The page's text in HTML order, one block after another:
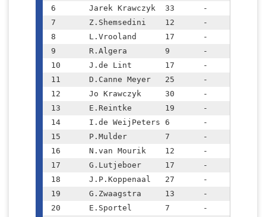
6	Jarek Krawczyk	33	-	1760	(+209)
7	Z.Shemsedini	12	-	1695	(+65)
8	L.Vrooland	17	-	1669	(+16)
9	R.Algera	9	-	1640	(+31)
10	J.de Lint	17	-	1635
11	D.Canne Meyer	25	-	1616
12	Jo Krawczyk	30	-	1555	(+90)
13	E.Reintke	19	-	1536	(-25)
14	I.de WeijPeters	6	-	1536
15	P.Mulder	7	-	1517	(-32)
16	N.van Mourik	12	-	1516
17	G.Lutjeboer	17	-	1512	(+14)
18	J.P.Koppenaal	27	-	1508	(-20)
19	G.Zwaagstra	13	-	1452	(-10)
20	E.Sportel	7	-	1452	(-79)